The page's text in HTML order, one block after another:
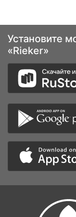
Установите
«Rieker»